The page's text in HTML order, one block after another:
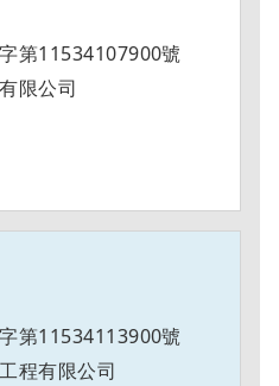
第11534107900號
限公司
第11534113900號
程有限公司